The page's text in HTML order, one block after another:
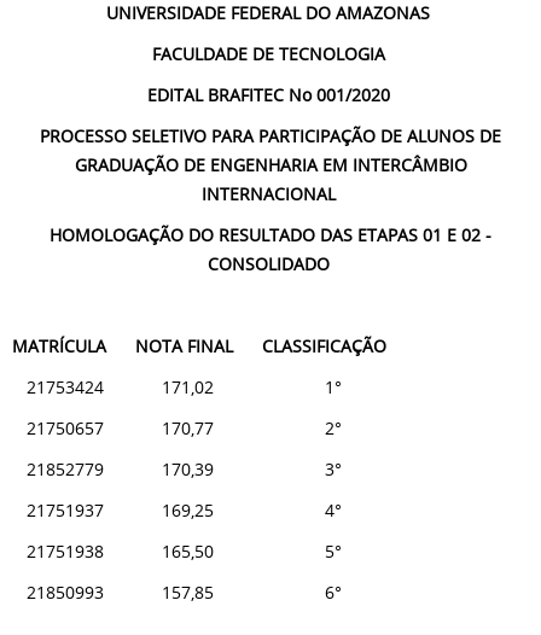
UNIVERSIDADE FEDERAL DO AMAZONAS
FACULDADE DE TECNOLOGIA
EDITAL BRAFITEC No 001/2020
PROCESSO SELETIVO PARA PARTICIPAÇÃO DE ALUNOS DE
GRADUAÇÃO DE ENGENHARIA EM INTERCÂMBIO
INTERNACIONAL
HOMOLOGAÇÃO DO RESULTADO DAS ETAPAS 01 E 02 -
CONSOLIDADO
MATRÍCULA NOTA FINAL CLASSIFICAÇÃO
21753424 171,02 1°
21750657 170,77 2°
21852779 170,39 3°
21751937 169,25 4°
21751938 165,50 5°
21850993 157,85 6°